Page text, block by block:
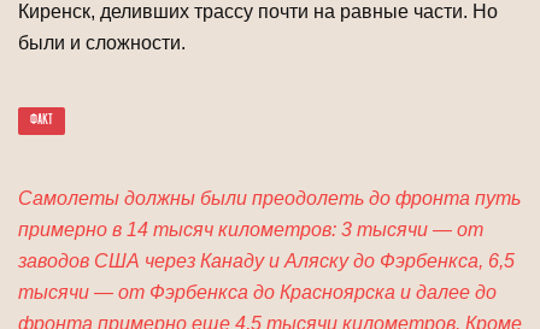
Киренск, деливших трассу почти на равные части. Но
были и сложности.
ФАКТ
Самолеты должны были преодолеть до фронта путь
примерно в 14 тысяч километров: 3 тысячи — от
заводов США через Канаду и Аляску до Фэрбенкса, 6,5
тысячи — от Фэрбенкса до Красноярска и далее до
фронта примерно еще 4,5 тысячи километров. Кроме